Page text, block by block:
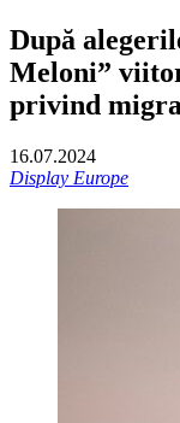
După
Meloni”
privind
16.07.2024
Display Europe